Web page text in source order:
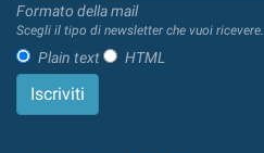
Formato della mail
Scegli il tipo di newsletter che vuoi ricevere.
Plain text HTML